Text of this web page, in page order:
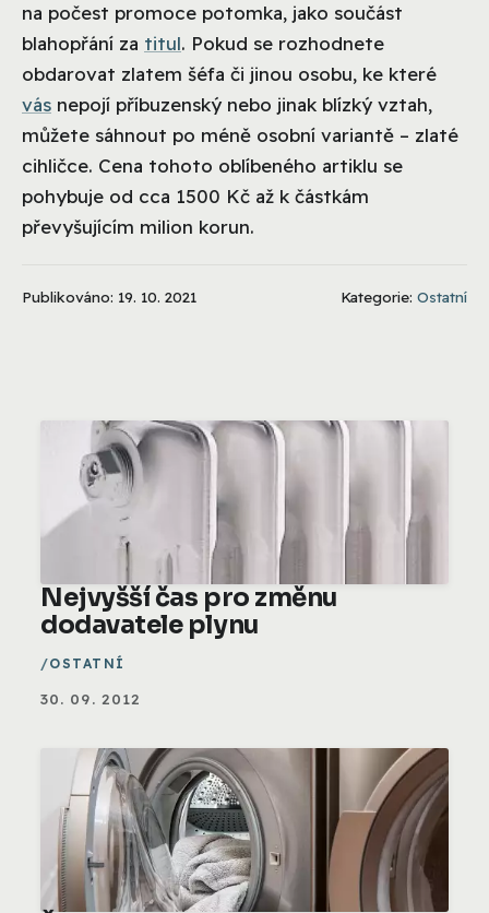
na počest promoce potomka, jako součást
blahopřání za titul. Pokud se rozhodnete
obdarovat zlatem šéfa či jinou osobu, ke které
vás nepojí příbuzenský nebo jinak blízký vztah,
můžete sáhnout po méně osobní variantě – zlaté
cihličce. Cena tohoto oblíbeného artiklu se
pohybuje od cca 1500 Kč až k částkám
převyšujícím milion korun.
Publikováno: 19. 10. 2021 Kategorie: Ostatní
Nejvyšší čas pro změnu
dodavatele plynu
OSTATNÍ
30. 09. 2012